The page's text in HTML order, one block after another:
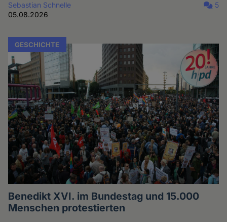
Sebastian Schnelle
05.08.2026
5
GESCHICHTE
Benedikt XVI. im Bundestag und 15.000
Menschen protestierten